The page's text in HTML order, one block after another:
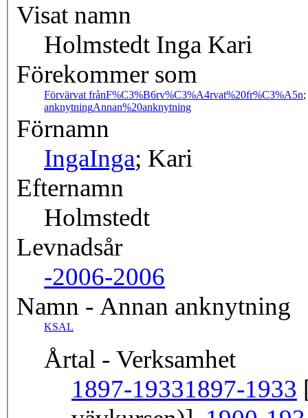
Visat namn
Holmstedt Inga Kari
Förekommer som
Förvärvat frånF%C3%B6rv%C3%A4rvat%20fr%C3%A5n;
anknytningAnnan%20anknytning
Förnamn
IngaInga; Kari
Efternamn
Holmstedt
Levnadsår
-2006-2006
Namn - Annan anknytning
KSAL
Årtal - Verksamhet
1897-19331897-1933